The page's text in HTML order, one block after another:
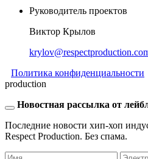
Руководитель проектов
Виктор Крылов
Политика конфиденциальности
production
Новостная рассылка от
Последние новости хип-хоп
Respect Production. Без спама.